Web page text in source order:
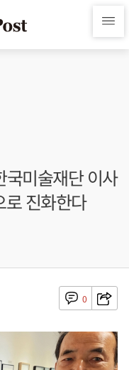
국미술재단 이사
로 진화한다
0